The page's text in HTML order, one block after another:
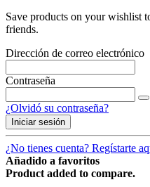
Save products on your wishlist
friends.
Dirección de correo electrónico
Contraseña
¿Olvidó su contraseña?
Iniciar sesión
¿No tienes cuenta? Regístarte
Añadido a favoritos
Product added to compare.